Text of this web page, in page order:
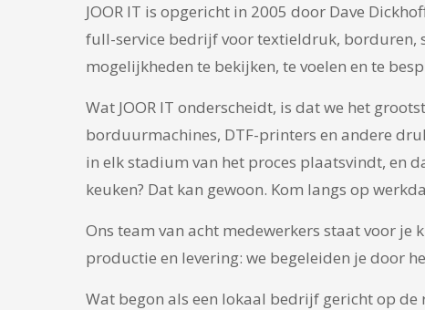
JOOR IT is opgericht in 2005 door Dave
full-service bedrijf voor textieldruk, borduren,
mogelijkheden te bekijken, te voelen en te
Wat JOOR IT onderscheidt, is dat we het
borduurmachines, DTF-printers en andere
in elk stadium van het proces plaatsvindt, en
keuken? Dat kan gewoon. Kom langs op
Ons team van acht medewerkers staat voor
productie en levering: we begeleiden je door
Wat begon als een lokaal bedrijf gericht op